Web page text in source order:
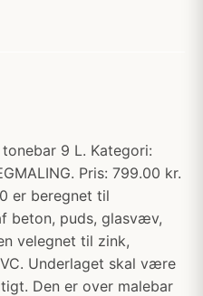
9 L. Kategori:
Pris: 799.00 kr.
er beregnet til
beton, puds, glasvæv,
velegnet til zink,
Underlaget skal være
Den er over malebar